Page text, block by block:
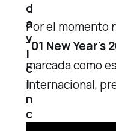
Por el momento
"01 New Year's
marcada como
internacional,
d
a
v
i
c
i
n
c